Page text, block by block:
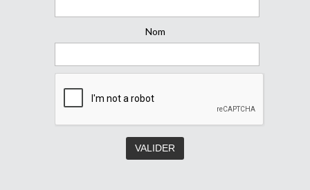
Nom